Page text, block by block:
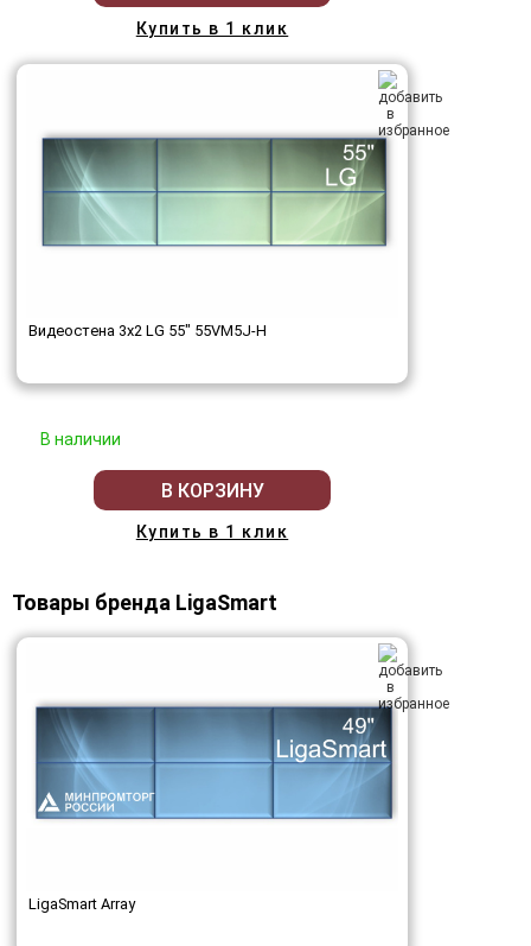
Купить в 1 клик
Видеостена 3x2 LG 55" 55VM5J-H
В наличии
В КОРЗИНУ
Купить в 1 клик
Товары бренда LigaSmart
LigaSmart Array